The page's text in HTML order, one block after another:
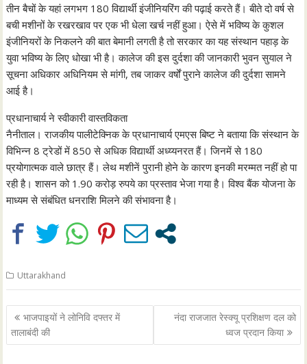
तीन बैचों के यहां लगभग 180 विद्यार्थी इंजीनियरिंग की पढ़ाई करते हैं। बीते दो वर्ष से
बची मशीनों के रखरखाव पर एक भी धेला खर्च नहीं हुआ। ऐसे में भविष्य के कुशल
इंजीनियरों के निकलने की बात बेमानी लगती है तो सरकार का यह संस्थान पहाड़ के
युवा भविष्य के लिए धोखा भी है। कालेज की इस दुर्दशा की जानकारी भुवन सुयाल ने
सूचना अधिकार अधिनियम से मांगी, तब जाकर वर्षों पुराने कालेज की दुर्दशा सामने
आई है।
प्रधानाचार्य ने स्वीकारी वास्तविकता
नैनीताल। राजकीय पालीटेक्निक के प्रधानाचार्य एमएस बिष्ट ने बताया कि संस्थान के
विभिन्न 8 ट्रेडों में 850 से अधिक विद्यार्थी अध्य्यनरत हैं। जिनमें से 180
प्रयोगात्मक वाले छात्र हैं। लेथ मशीनें पुरानी होने के कारण इनकी मरम्मत नहीं हो पा
रही है। शासन को 1.90 करोड़ रुपये का प्रस्ताव भेजा गया है। विश्व बैंक योजना के
माध्यम से संबंधित धनराशि मिलने की संभावना है।
Uttarakhand
Post
navigation
भाजपाइयों ने लोनिवि दफ्तर में
तालाबंदी की
नंदा राजजात रेस्क्यू प्रशिक्षण दल को
ध्वज प्रदान किया